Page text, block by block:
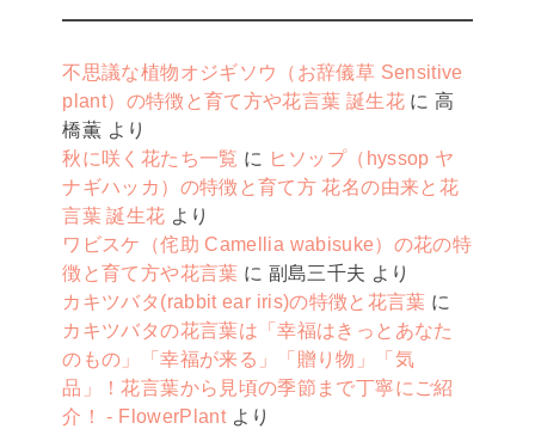
不思議な植物オジギソウ（お辞儀草 Sensitive
plant）の特徴と育て方や花言葉 誕生花に高
橋薫 より
秋に咲く花たち一覧 に ヒソップ（hyssop ヤ
ナギハッカ）の特徴と育て方 花名の由来と花
言葉 誕生花 より
ワビスケ（侘助 Camellia wabisuke）の花の特
徴と育て方や花言葉 に 副島三千夫 より
カキツバタ(rabbit ear iris)の特徴と花言葉 に
カキツバタの花言葉は「幸福はきっとあなた
のもの」「幸福が来る」「贈り物」「気
品」！花言葉から見頃の季節まで丁寧にご紹
介！ - FlowerPlantより